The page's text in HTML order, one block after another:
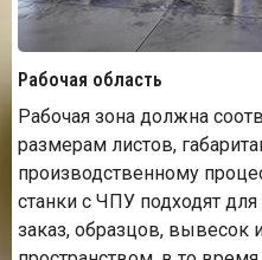
Рабочая область
Рабочая зона должна
размерам листов,
производственному
станки с ЧПУ подходят
заказ, образцов, вывесок